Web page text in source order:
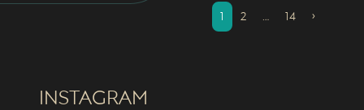
1 2 … 14 ›
INSTAGRAM